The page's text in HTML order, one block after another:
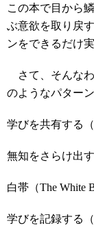
この本で目から
ぶ意欲を取り戻
ンをできるだけ
さて、そんな
のようなパターン
学びを共有する（
無知をさらけ出す
白帯（The White
学びを記録する（